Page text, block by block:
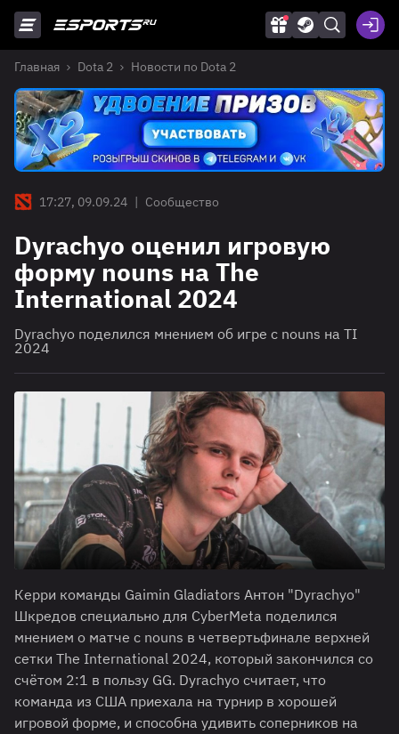
Главная Dota 2 Новости по Dota 2
17:27, 09.09.24 | Сообщество
Dyrachyo оценил игровую
форму nouns на The
International 2024
Dyrachyo поделился мнением об игре с nouns на TI
2024
Керри команды Gaimin Gladiators Антон "Dyrachyo"
Шкредов специально для CyberMeta поделился
мнением о матче с nouns в четвертьфинале верхней
сетки The International 2024, который закончился со
счётом 2:1 в пользу GG. Dyrachyo считает, что
команда из США приехала на турнир в хорошей
игровой форме, и способна удивить соперников на